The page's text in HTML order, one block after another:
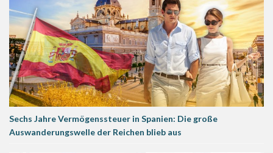
Sechs Jahre Vermögenssteuer in Spanien: Die große
Auswanderungswelle der Reichen blieb aus